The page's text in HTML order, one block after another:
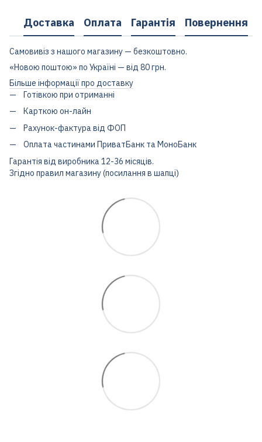
Доставка Оплата Гарантія Повернення
Самовивіз з нашого магазину — безкоштовно.
«Новою поштою» по Україні — від 80 грн.
Більше інформації про доставку
Готівкою при отриманні
Карткою он-лайн
Рахунок-фактура від ФОП
Оплата частинами ПриватБанк та МоноБанк
Гарантія від виробника 12-36 місяців.
Згідно правил магазину (посилання в шапці)